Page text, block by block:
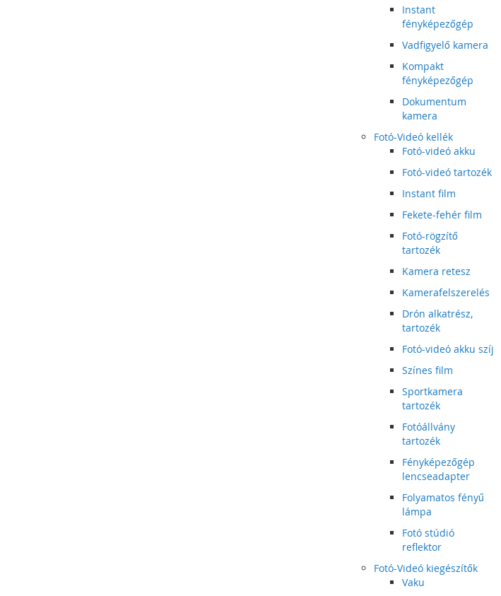
Instant
fényképezőgép
Vadfigyelő kamera
Kompakt
fényképezőgép
Dokumentum
kamera
Fotó-Videó kellék
Fotó-videó akku
Fotó-videó tartozék
Instant film
Fekete-fehér film
Fotó-rögzítő
tartozék
Kamera retesz
Kamerafelszerelés
Drón alkatrész,
tartozék
Fotó-videó akku szíj
Színes film
Sportkamera
tartozék
Fotóállvány
tartozék
Fényképezőgép
lencseadapter
Folyamatos fényű
lámpa
Fotó stúdió
reflektor
Fotó-Videó kiegészítők
Vaku